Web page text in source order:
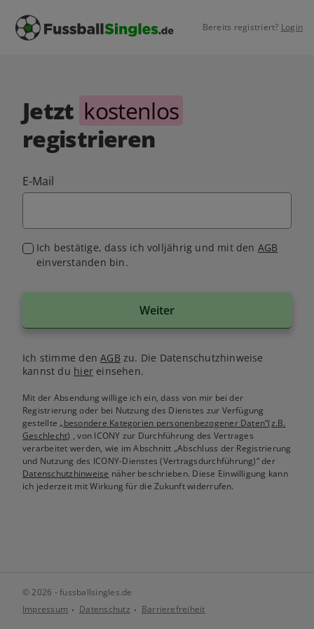
Bereits registriert? Login
Jetzt kostenlos
registrieren
E-Mail
Ich bestätige, dass ich volljährig und mit den AGB
einverstanden bin.
Weiter
Ich stimme denAGB zu. Die Datenschutzhinweise
kannst du hiereinsehen.
Mit der Absendung willige ich ein, dass von mir bei der
Registrierung oder bei Nutzung des Dienstes zur Verfügung
gestellte„besondere Kategorien personenbezogener Daten“(z.B.
Geschlecht) , von ICONY zur Durchführung des Vertrages
verarbeitet werden, wie im Abschnitt „Abschluss der Registrierung
und Nutzung des ICONY-Dienstes (Vertragsdurchführung)“ der
Datenschutzhinweise näher beschrieben. Diese Einwilligung kann
ich jederzeit mit Wirkung für die Zukunft widerrufen.
© 2026 - fussballsingles.de
Impressum
Datenschutz Barrierefreiheit